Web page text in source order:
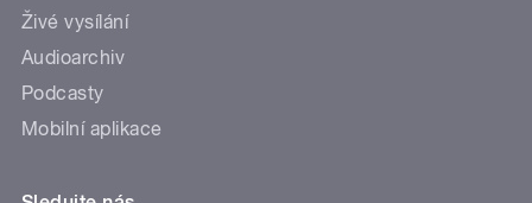
Živé vysílání
Audioarchiv
Podcasty
Mobilní aplikace